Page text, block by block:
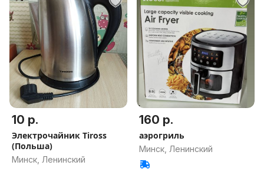
10 р.
Электрочайник Tiross
(Польша)
Минск, Ленинский
160 р.
аэрогриль
Минск, Ленинский